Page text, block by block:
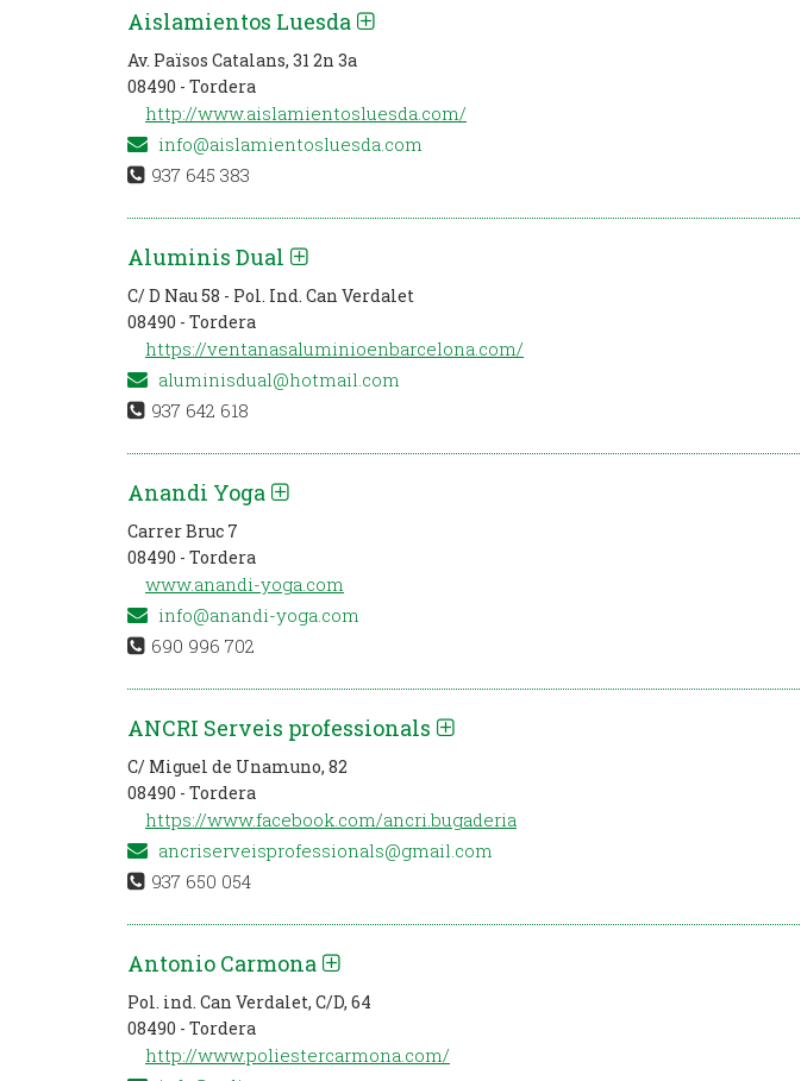
Aislamientos Luesda
Av. Països Catalans, 31 2n 3a
08490 - Tordera
http://www.aislamientosluesda.com/
info@aislamientosluesda.com
937 645 383
Aluminis Dual
C/ D Nau 58 - Pol. Ind. Can Verdalet
08490 - Tordera
https://ventanasaluminioenbarcelona.com/
aluminisdual@hotmail.com
937 642 618
Anandi Yoga
Carrer Bruc 7
08490 - Tordera
www.anandi-yoga.com
info@anandi-yoga.com
690 996 702
ANCRI Serveis professionals
C/ Miguel de Unamuno, 82
08490 - Tordera
https://www.facebook.com/ancri.bugaderia
ancriserveisprofessionals@gmail.com
937 650 054
Antonio Carmona
Pol. ind. Can Verdalet, C/D, 64
08490 - Tordera
http://www.poliestercarmona.com/